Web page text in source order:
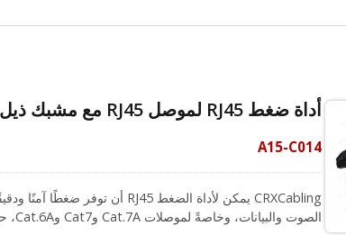
أداة ضغط RJ45 لموصل RJ45 مع مشبك ذيل
A15-C014